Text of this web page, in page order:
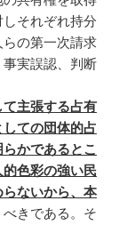
それぞれ持分
の第一次請求
実誤認、判断
て主張する占有
ての団体的占
かであるとこ
色彩の強い民
ないから、本
べきである。そ